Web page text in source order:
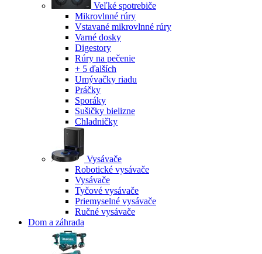
Veľké spotrebiče
Mikrovlnné rúry
Vstavané mikrovlnné rúry
Varné dosky
Digestory
Rúry na pečenie
+ 5 ďalších
Umývačky riadu
Práčky
Sporáky
Sušičky bielizne
Chladničky
Vysávače
Robotické vysávače
Vysávače
Tyčové vysávače
Priemyselné vysávače
Ručné vysávače
Dom a záhrada